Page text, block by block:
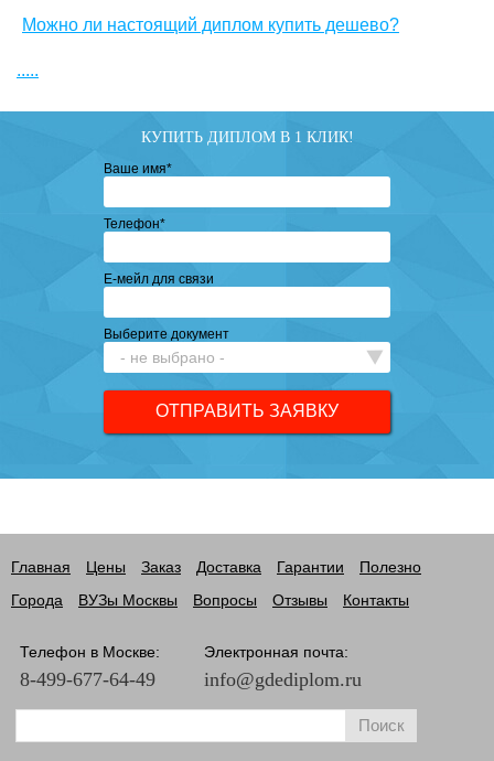
Можно ли настоящий диплом купить дешево?
.....
КУПИТЬ ДИПЛОМ В 1 КЛИК!
Ваше имя*
Телефон*
Е-мейл для связи
Выберите документ
Главная Цены Заказ Доставка Гарантии
Полезно
Города
ВУЗы Москвы Вопросы Отзывы Контакты
Телефон в Москве:
8-499-677-64-49
Электронная почта:
info@gdediplom.ru